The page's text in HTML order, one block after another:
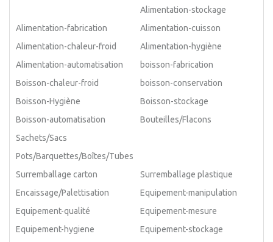
Alimentation-stockage
Alimentation-fabrication
Alimentation-cuisson
Alimentation-chaleur-froid
Alimentation-hygiène
Alimentation-automatisation
boisson-fabrication
Boisson-chaleur-froid
boisson-conservation
Boisson-Hygiène
Boisson-stockage
Boisson-automatisation
Bouteilles/Flacons
Sachets/Sacs
Pots/Barquettes/Boîtes/Tubes
Surremballage carton
Surremballage plastique
Encaissage/Palettisation
Equipement-manipulation
Equipement-qualité
Equipement-mesure
Equipement-hygiene
Equipement-stockage